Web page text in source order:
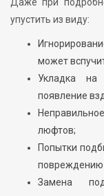
упустить из виду:
может
Укладка
появление
люфтов;
Попытки
повреждению
Замена